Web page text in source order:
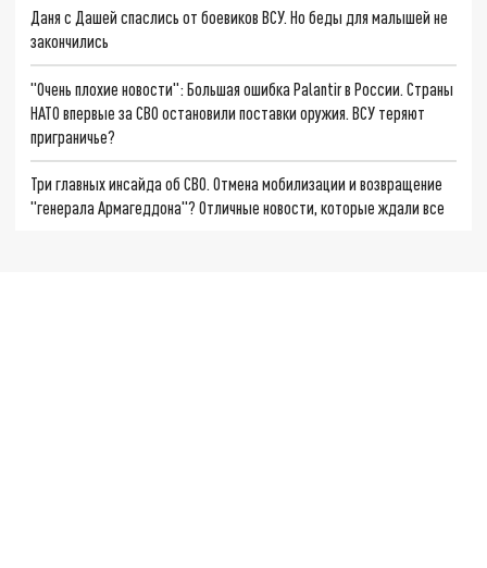
Даня с Дашей спаслись от боевиков ВСУ. Но беды для малышей не
закончились
"Очень плохие новости": Большая ошибка Palantir в России. Страны
НАТО впервые за СВО остановили поставки оружия. ВСУ теряют
приграничье?
Три главных инсайда об СВО. Отмена мобилизации и возвращение
"генерала Армагеддона"? Отличные новости, которые ждали все